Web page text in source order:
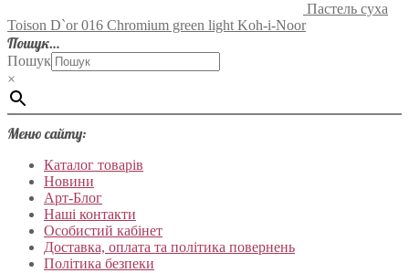
Пастель суха
Toison D`or 016 Chromium green light Koh-i-Noor
Пошук…
Пошук
×
Меню сайту:
Каталог товарів
Новини
Арт-Блог
Наші контакти
Особистий кабінет
Доставка, оплата та політика повернень
Політика безпеки